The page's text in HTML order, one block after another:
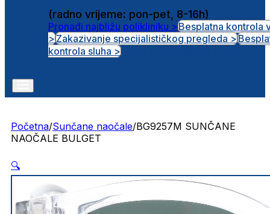
(radno vrijeme: pon-pet, 8-16h)
Pronađi najbližu polikliniku >Besplatna kontrola
>Zakazivanje specijalističkog pregleda >
kontrola sluha >
Početna/Sunčane naočale/BG9257M SUNČANE
NAOČALE BULGET
🔍